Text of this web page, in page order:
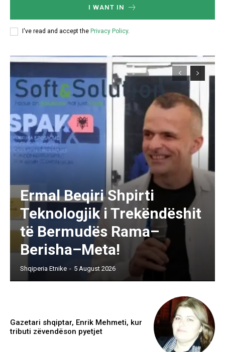
I WANT IN
I've read and accept the Privacy Policy.
Ermal Beqiri Shpirti
Teknologjik i Trekëndëshit
të Bermudës Rama–
Berisha–Meta!
Shqiperia Etnike - 5 August 2026
Gazetari shqiptar, Enrik Mehmeti, kur
tributi zëvendëson pyetjet